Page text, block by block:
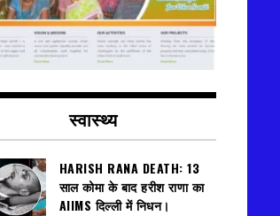
स्वास्थ्य
HARISH RANA DEATH: 13
साल कोमा के बाद हरीश राणा का
AIIMS दिल्ली में निधन।